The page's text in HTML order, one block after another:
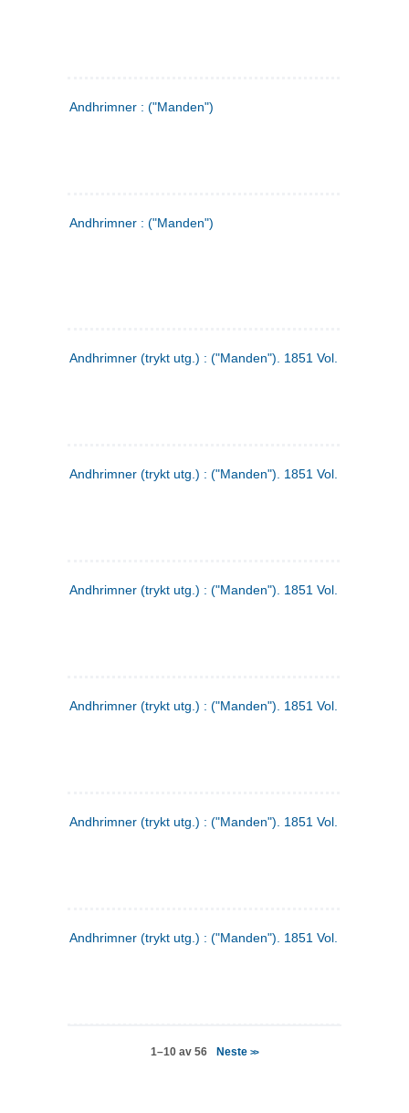
Andhrimner : ("Manden")
Andhrimner : ("Manden")
Andhrimner (trykt utg.) : ("Manden"). 1851 Vol. 2 Nr. 1
Andhrimner (trykt utg.) : ("Manden"). 1851 Vol. 1 Nr. 10
Andhrimner (trykt utg.) : ("Manden"). 1851 Vol. 1 Nr. 3
Andhrimner (trykt utg.) : ("Manden"). 1851 Vol. 2 Nr. 4
Andhrimner (trykt utg.) : ("Manden"). 1851 Vol. 2 Nr. 6
Andhrimner (trykt utg.) : ("Manden"). 1851 Vol. 1 Nr. 6
1–10 av 56 Neste>>